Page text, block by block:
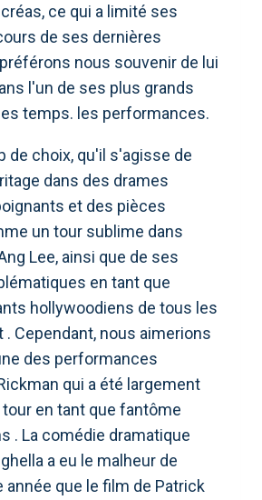
ce qui a limité ses
de ses dernières
nous souvenir de lui
l'un de ses plus grands
temps. les performances.
de choix, qu'il s'agisse de
dans des drames
et des pièces
un tour sublime dans
Lee, ainsi que de ses
en tant que
hollywoodiens de tous les
Cependant, nous aimerions
des performances
qui a été largement
en tant que fantôme
. La comédie dramatique
a eu le malheur de
année que le film de Patrick